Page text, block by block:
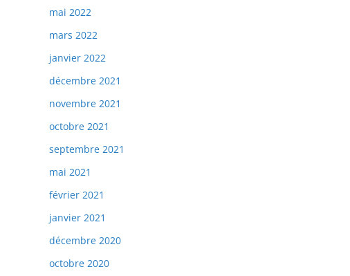
mai 2022
mars 2022
janvier 2022
décembre 2021
novembre 2021
octobre 2021
septembre 2021
mai 2021
février 2021
janvier 2021
décembre 2020
octobre 2020